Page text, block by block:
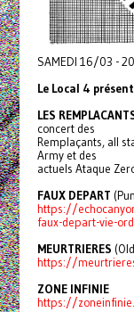
SAMEDI 16/03 -
Le Local 4
LES
concert des
Remplaçants, all
Army et des
actuels Ataque
FAUX DEPART
https://
faux-depart-vie-
MEURTRIERES
https://
ZONE INFINIE
https://